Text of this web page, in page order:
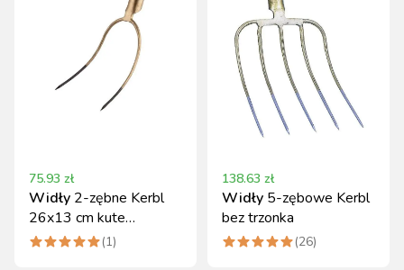
75.93 zł
Widły 2-zębne Kerbl
26x13 cm kute
hartowane bez trzonka
(1)
138.63 zł
Widły 5-zębowe Kerbl
bez trzonka
(26)